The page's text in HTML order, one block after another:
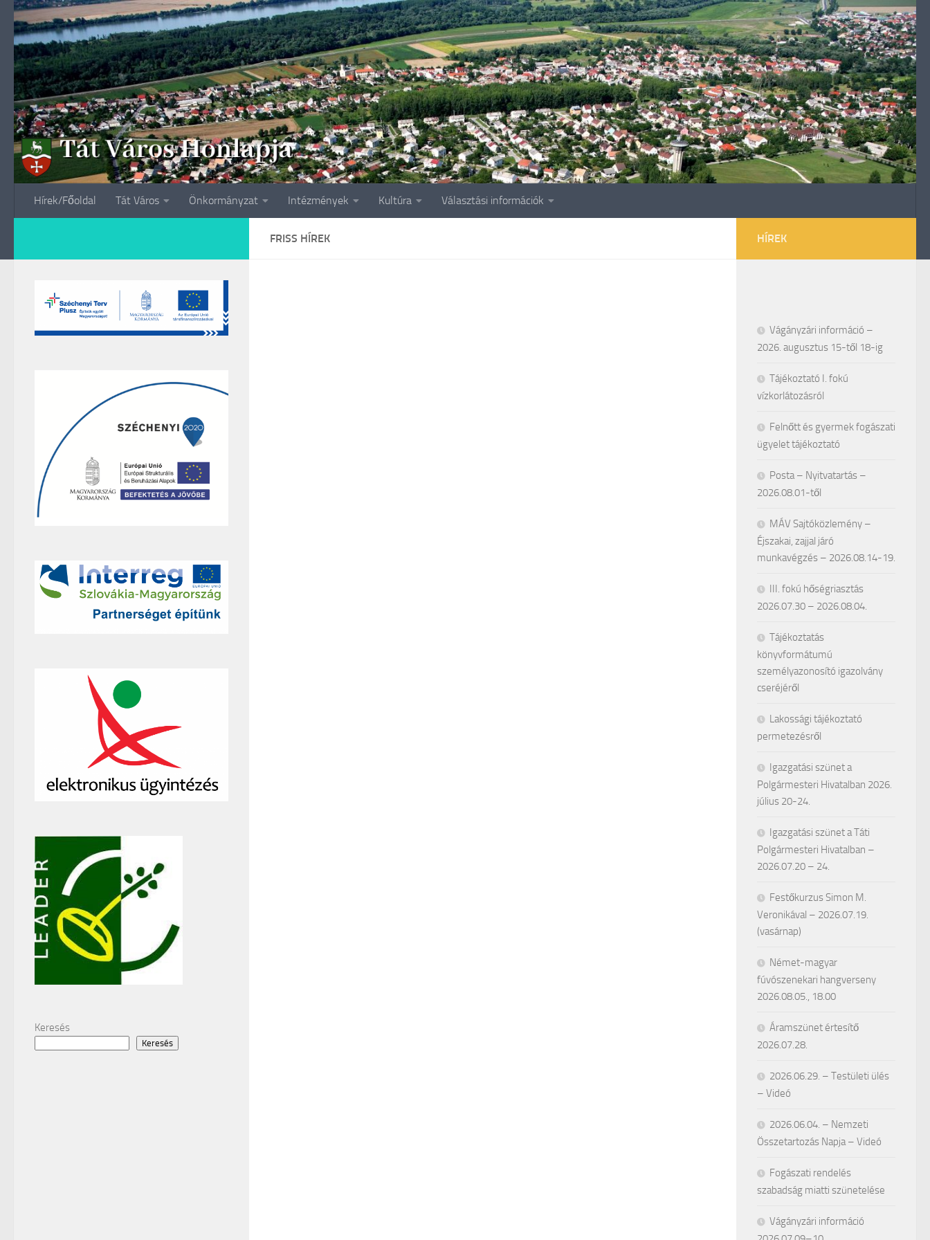
Skip to content
Hírek/Főoldal Tát Város Önkormányzat Intézmények Kultúra Választási információk
FRISS HÍREK
Keresés
Keresés
HÍREK
Vágányzári információ –
2026. augusztus 15-től 18-ig
Tájékoztató I. fokú
vízkorlátozásról
Felnőtt és gyermek fogászati
ügyelet tájékoztató
Posta – Nyitvatartás –
2026.08.01-től
MÁV Sajtóközlemény –
Éjszakai, zajjal járó
munkavégzés – 2026.08.14-19.
III. fokú hőségriasztás
2026.07.30 – 2026.08.04.
Tájékoztatás
könyvformátumú
személyazonosító igazolvány
cseréjéről
Lakossági tájékoztató
permetezésről
Igazgatási szünet a
Polgármesteri Hivatalban 2026.
július 20-24.
Igazgatási szünet a Táti
Polgármesteri Hivatalban –
2026.07.20 – 24.
Festőkurzus Simon M.
Veronikával – 2026.07.19.
(vasárnap)
Német-magyar
fúvószenekari hangverseny
2026.08.05., 18.00
Áramszünet értesítő
2026.07.28.
2026.06.29. – Testületi ülés
– Videó
2026.06.04. – Nemzeti
Összetartozás Napja – Videó
Fogászati rendelés
szabadság miatti szünetelése
Vágányzári információ